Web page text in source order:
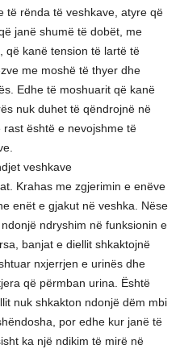
të rënda të veshkave, atyre që
janë shumë të dobët, me
që kanë tension të lartë të
me moshë të thyer dhe
Edhe të moshuarit që kanë
nuk duhet të qëndrojnë në
është e nevojshme të
veshkave
Krahas me zgjerimin e enëve
enët e gjakut në veshka. Nëse
ndryshim në funksionin e
banjat e diellit shkaktojnë
nxjerrjen e urinës dhe
që përmban urina. Është
nuk shkakton ndonjë dëm mbi
por edhe kur janë të
ka një ndikim të mirë në